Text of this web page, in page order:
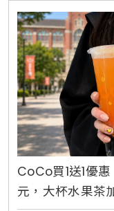
CoCo買1送1優
元，大杯水果茶